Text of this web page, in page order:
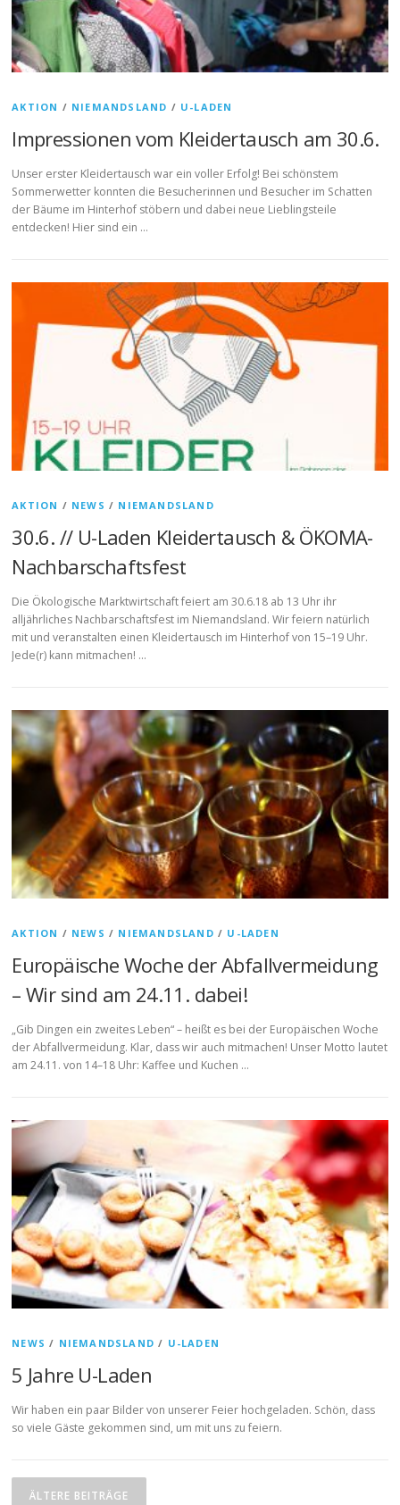
AKTION / NIEMANDSLAND / U-LADEN
Impressionen vom Kleidertausch am 30.6.
Unser erster Kleidertausch war ein voller Erfolg! Bei schönstem
Sommerwetter konnten die Besucherinnen und Besucher im Schatten
der Bäume im Hinterhof stöbern und dabei neue Lieblingsteile
entdecken! Hier sind ein …
AKTION / NEWS / NIEMANDSLAND
30.6. // U-Laden Kleidertausch & ÖKOMA-
Nachbarschaftsfest
Die Ökologische Marktwirtschaft feiert am 30.6.18 ab 13 Uhr ihr
alljährliches Nachbarschaftsfest im Niemandsland. Wir feiern natürlich
mit und veranstalten einen Kleidertausch im Hinterhof von 15–19 Uhr.
Jede(r) kann mitmachen! …
AKTION / NEWS / NIEMANDSLAND / U-LADEN
Europäische Woche der Abfallvermeidung
– Wir sind am 24.11. dabei!
„Gib Dingen ein zweites Leben“ – heißt es bei der Europäischen Woche
der Abfallvermeidung. Klar, dass wir auch mitmachen! Unser Motto lautet
am 24.11. von 14–18 Uhr: Kaffee und Kuchen …
NEWS / NIEMANDSLAND / U-LADEN
5 Jahre U-Laden
Wir haben ein paar Bilder von unserer Feier hochgeladen. Schön, dass
so viele Gäste gekommen sind, um mit uns zu feiern.
ÄLTERE BEITRÄGE